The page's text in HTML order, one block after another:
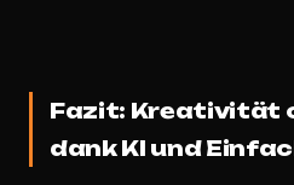
Fazit: Kreativität
dank KI und